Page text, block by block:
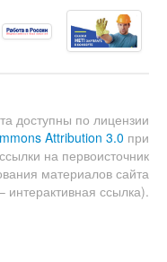
доступны по лицензии
Attribution 3.0 при
на первоисточник
материалов сайта
интерактивная ссылка).